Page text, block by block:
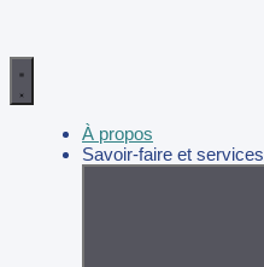
À propos
Savoir-faire et services